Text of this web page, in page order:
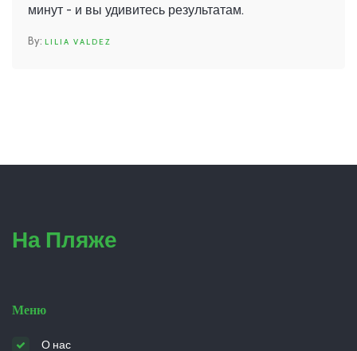
минут - и вы удивитесь результатам.
LILIA VALDEZ
На Пляже
Меню
О нас